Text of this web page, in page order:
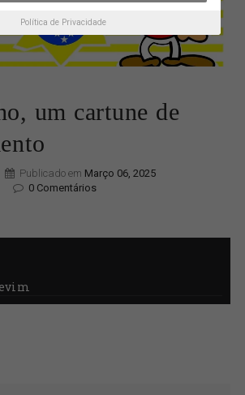
um cartune de
Publicado em Março 06, 2025
0 Comentários
Política de Privacidade